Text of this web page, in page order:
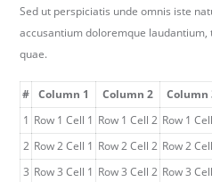
Sed ut perspiciatis unde omnis iste
accusantium doloremque
quae.
# Column 1 Column 2
Column
1 Row 1 Cell 1 Row 1 Cell 2 Row 1
2 Row 2 Cell 1 Row 2 Cell 2 Row 2
3 Row 3 Cell 1 Row 3 Cell 2 Row 3